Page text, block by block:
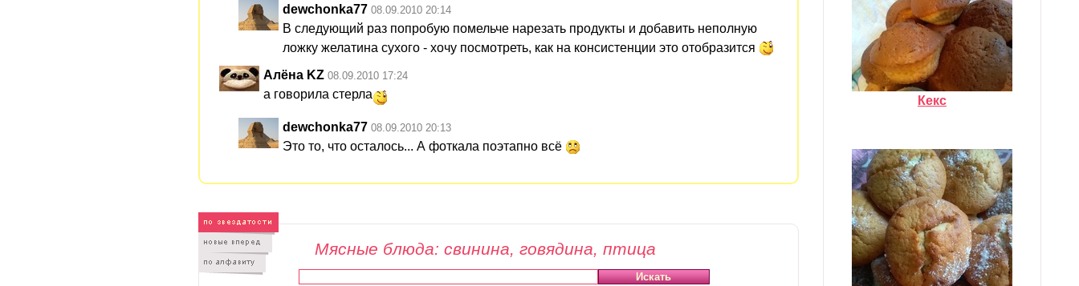
dewchonka77 08.09.2010 20:14
В следующий раз попробую помельче нарезать продукты и добавить неполную
ложку желатина сухого - хочу посмотреть, как на консистенции это отобразится
Алёна KZ 08.09.2010 17:24
а говорила стерла
dewchonka77 08.09.2010 20:13
Это то, что осталось... А фоткала поэтапно всё
Мясные блюда: свинина, говядина, птица
Кекс